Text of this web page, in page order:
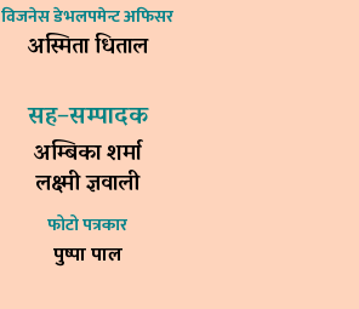
विजनेस डेभलपमेन्ट अफिसर
अस्मिता धिताल
सह–सम्पादक
अम्बिका शर्मा
लक्ष्मी ज्ञवाली
फोटो पत्रकार
पुष्पा पाल